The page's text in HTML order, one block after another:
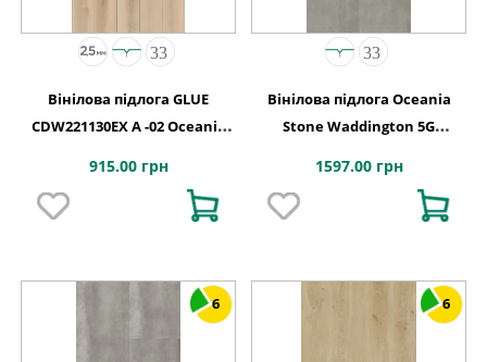
Вінілова підлога GLUE
CDW221130EX A -02 Oceania
1227х187х2,5
915.00 грн
Вінілова підлога Oceania
Stone Waddington 5G
1597.00 грн
6 6